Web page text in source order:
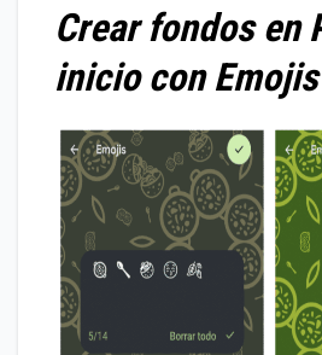
Crear fondos en
inicio con Emojis